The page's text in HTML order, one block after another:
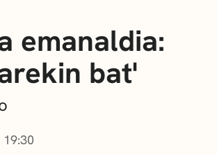
CULTURALES
emanaldia:
bat'